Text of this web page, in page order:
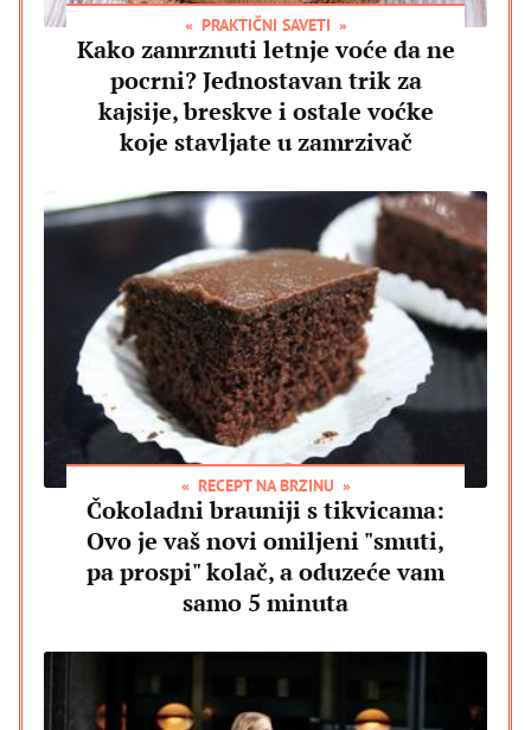
PRAKTIČNI SAVETI
Kako zamrznuti letnje voće da ne
pocrni? Jednostavan trik za
kajsije, breskve i ostale voćke
koje stavljate u zamrzivač
RECEPT NA BRZINU
Čokoladni brauniji s tikvicama:
Ovo je vaš novi omiljeni "smuti,
pa prospi" kolač, a oduzeće vam
samo 5 minuta